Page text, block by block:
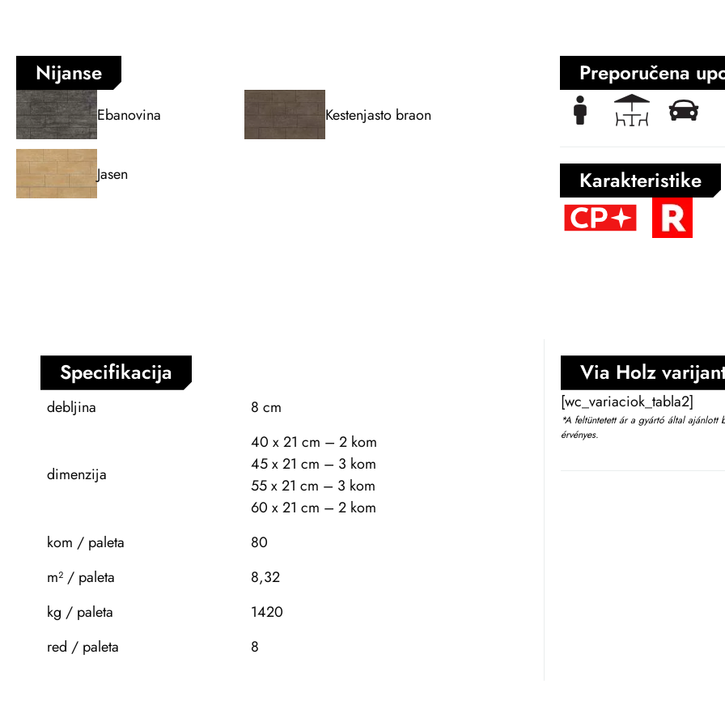
Nijanse
Ebanovina Kestenjasto braon
Jasen
Preporučena
Karakteristike
Specifikacija
debljina 8 cm
dimenzija
40 x 21 cm – 2 kom
45 x 21 cm – 3 kom
55 x 21 cm – 3 kom
60 x 21 cm – 2 kom
kom / paleta
80
m² / paleta
8,32
kg / paleta
1420
red / paleta
8
Via Holz
[wc_variaciok_tabla2]
*A feltüntetett ár a gyártó által
érvényes.